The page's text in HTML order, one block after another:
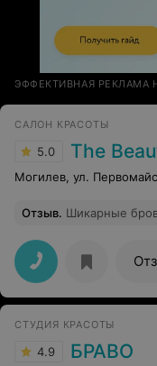
ЭФФЕКТИВНАЯ РЕКЛАМА
САЛОН КРАСОТЫ
5.0 The
Могилев, ул.
Отзыв. Шикарные
СТУДИЯ КРАСОТЫ
4.9 БРАВО